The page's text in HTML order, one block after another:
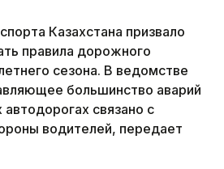
Казахстана призвало
правила дорожного
сезона. В ведомстве
большинство аварий
автодорогах связано с
водителей, передает